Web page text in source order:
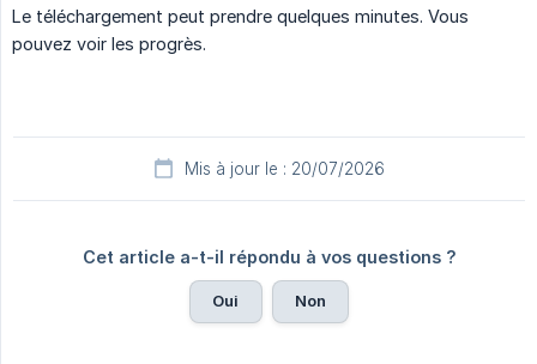
Le téléchargement peut prendre quelques minutes. Vous
pouvez voir les progrès.
Mis à jour le : 20/07/2026
Cet article a-t-il répondu à vos questions ?
Oui Non